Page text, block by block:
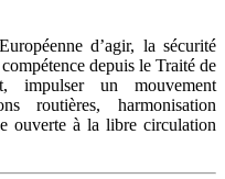
d’agir, la sécurité
depuis le Traité de
impulser un mouvement
routières, harmonisation
ouverte à la libre circulation